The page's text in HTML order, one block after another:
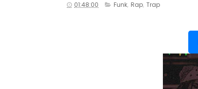
01:48:00 Funk, Rap, Trap